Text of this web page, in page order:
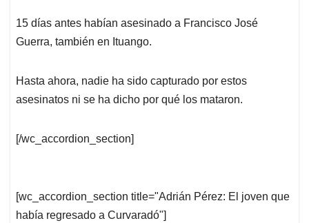
15 días antes habían asesinado a Francisco José
Guerra, también en Ituango.
Hasta ahora, nadie ha sido capturado por estos
asesinatos ni se ha dicho por qué los mataron.
[/wc_accordion_section]
[wc_accordion_section title="Adrián Pérez: El joven que
había regresado a Curvaradó"]